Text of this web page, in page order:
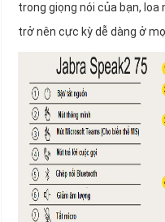
trong giọng nói của bạn, loa
trở nên cực kỳ dễ dàng ở